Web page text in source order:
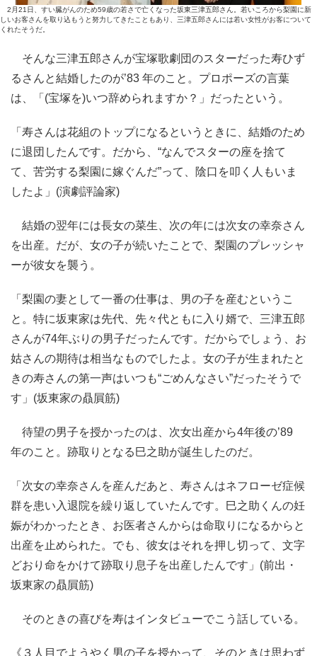
2月21日、すい臓がんのため59歳の若さで亡くなった坂東三津五郎さん。若いころから梨園に新
しいお客さんを取り込もうと努力してきたこともあり、三津五郎さんには若い女性がお客について
くれたそうだ。
そんな三津五郎さんが宝塚歌劇団のスターだった寿ひず
るさんと結婚したのが’83 年のこと。プロポーズの言葉
は、「(宝塚を)いつ辞められますか？」だったという。
「寿さんは花組のトップになるというときに、結婚のため
に退団したんです。だから、“なんでスターの座を捨て
て、苦労する梨園に嫁ぐんだ”って、陰口を叩く人もいま
したよ」(演劇評論家)
結婚の翌年には長女の菜生、次の年には次女の幸奈さん
を出産。だが、女の子が続いたことで、梨園のプレッシャ
ーが彼女を襲う。
「梨園の妻として一番の仕事は、男の子を産むというこ
と。特に坂東家は先代、先々代ともに入り婿で、三津五郎
さんが74年ぶりの男子だったんです。だからでしょう、お
姑さんの期待は相当なものでしたよ。女の子が生まれたと
きの寿さんの第一声はいつも“ごめんなさい”だったそうで
す」(坂東家の贔屓筋)
待望の男子を授かったのは、次女出産から4年後の’89
年のこと。跡取りとなる巳之助が誕生したのだ。
「次女の幸奈さんを産んだあと、寿さんはネフローゼ症候
群を患い入退院を繰り返していたんです。巳之助くんの妊
娠がわかったとき、お医者さんからは命取りになるからと
出産を止められた。でも、彼女はそれを押し切って、文字
どおり命をかけて跡取り息子を出産したんです」(前出・
坂東家の贔屓筋)
そのときの喜びを寿はインタビューでこう話している。
《３人目でようやく男の子を授かって、そのときは思わず